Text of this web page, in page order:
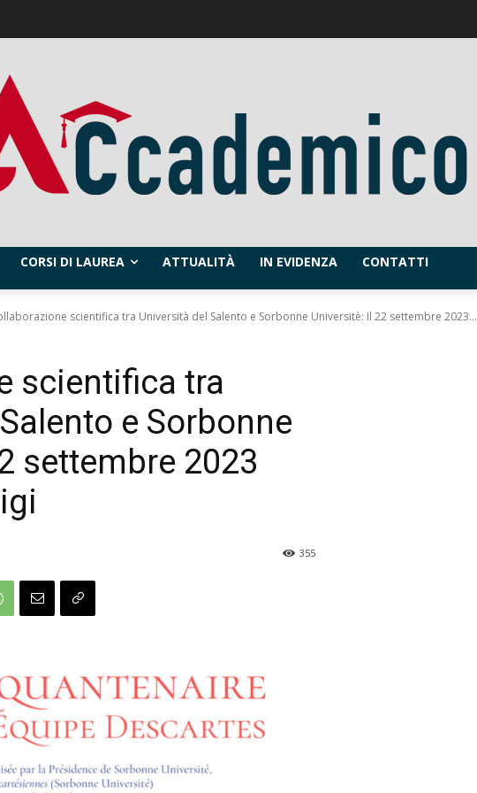
CORSI DI LAUREA ATTUALITÀ IN EVIDENZA CONTATTI
scientifica tra Università del Salento e Sorbonne Universitè: Il 22 settembre 2023...
scientifica tra
e Sorbonne
settembre 2023
355